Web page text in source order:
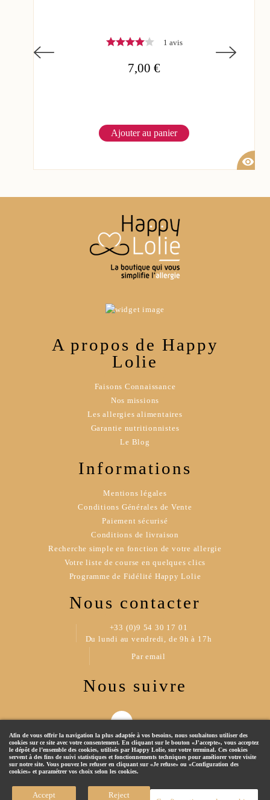
Afin de vous offrir la navigation la plus adaptée à vos besoins, nous souhaitons utiliser des
cookies sur ce site avec votre consentement. En cliquant sur le bouton «J'accepte», vous acceptez
le dépôt de l’ensemble des cookies, utilisés par Happy Lolie, sur votre terminal. Ces cookies
servent à des fins de suivi statistiques et fonctionnements techniques pour améliorer votre visite
sur notre site. Vous pouvez les refuser en cliquant sur «Je refuse» ou «Configuration des
cookies» et paramétrer vos choix selon les cookies.
Accept Reject
1 avis
7,00 €
Ajouter au panier
visibility
A propos de Happy
Lolie
Faisons Connaissance
Nos missions
Les allergies alimentaires
Garantie nutritionnistes
Le Blog
Informations
Mentions légales
Conditions Générales de Vente
Paiement sécurisé
Conditions de livraison
Recherche simple en fonction de votre allergie
Votre liste de course en quelques clics
Programme de Fidélité Happy Lolie
Nous contacter
+33 (0)9 54 30 17 01
Du lundi au vendredi, de 9h à 17h
Par email
Nous suivre
© 2019 Happy Lolie - Tous droits réservés